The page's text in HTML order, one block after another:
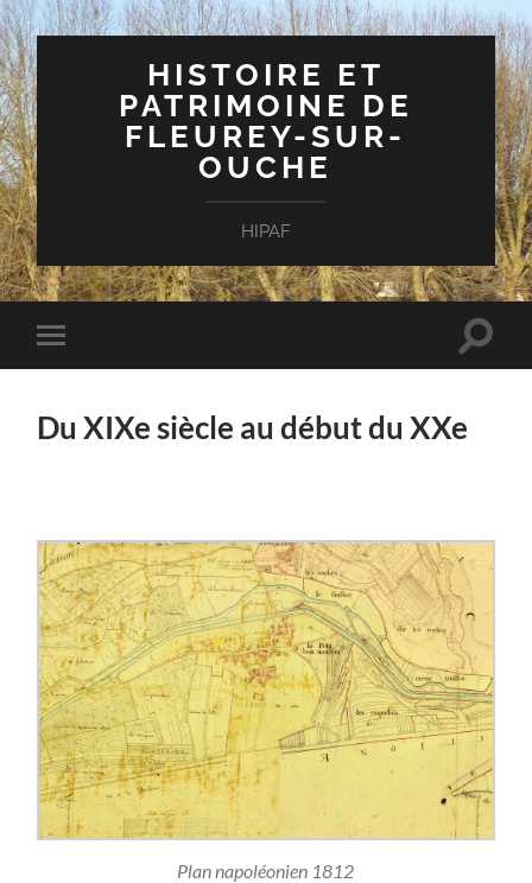
HISTOIRE ET
PATRIMOINE DE
FLEUREY-SUR-
OUCHE
HIPAF
Toggle
mobile
Toggle
Du XIXe siècle au début du XXe
Plan napoléonien 1812